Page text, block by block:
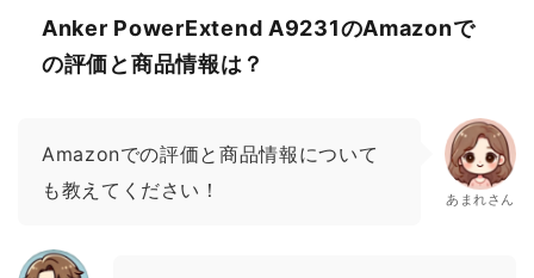
Anker PowerExtend A9231のAmazonで
の評価と商品情報は？
Amazonでの評価と商品情報について
も教えてください！
あまれさん